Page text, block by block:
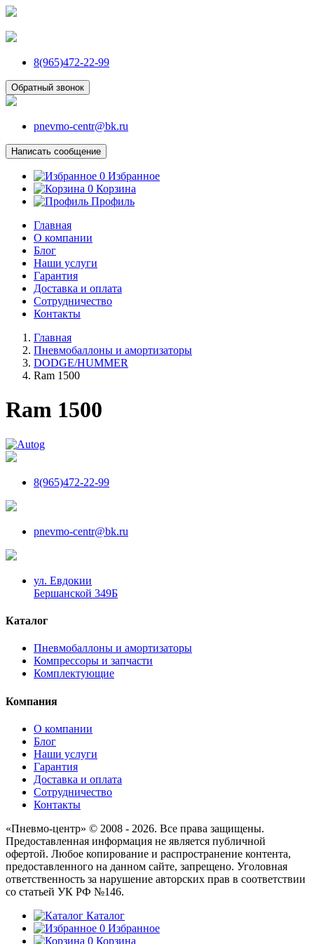
8(965)472-22-99
Обратный звонок
pnevmo-centr@bk.ru
Написать сообщение
0 Избранное
0 Корзина
Профиль
Главная
О компании
Блог
Наши услуги
Гарантия
Доставка и оплата
Сотрудничество
Контакты
Главная
Пневмобаллоны и амортизаторы
DODGE/HUMMER
Ram 1500
Ram 1500
8(965)472-22-99
pnevmo-centr@bk.ru
ул. Евдокии
Бершанской 349Б
Каталог
Пневмобаллоны и амортизаторы
Компрессоры и запчасти
Комплектующие
Компания
О компании
Блог
Наши услуги
Гарантия
Доставка и оплата
Сотрудничество
Контакты
«Пневмо-центр» © 2008 - 2026. Все права защищены.
Предоставленная информация не является публичной
офертой. Любое копирование и распространение контента,
предоставленного на данном сайте, запрещено. Уголовная
ответственность за нарушение авторских прав в соответствии
со статьей УК РФ №146.
Каталог
0 Избранное
0 Корзина